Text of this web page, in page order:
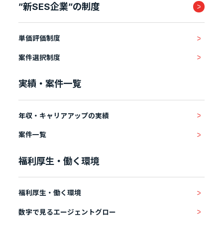
”新SES企業”の制度
単価評価制度
案件選択制度
実績・案件一覧
年収・キャリアアップの実績
案件一覧
福利厚生・働く環境
福利厚生・働く環境
数字で見るエージェントグロー